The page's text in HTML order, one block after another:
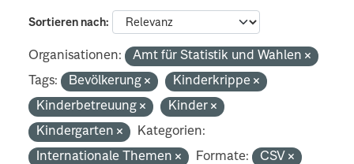
Sortieren nach
Organisationen:
Amt für Statistik und Wahlen
Tags:
Bevölkerung
Kinderkrippe
Kinderbetreuung
Kinder
Kindergarten
Kategorien:
Internationale Themen
Formate: CSV